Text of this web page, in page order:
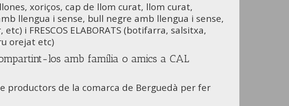
xoriços, cap de llom curat, llom curat,
llengua i sense, bull negre amb llengua i sense,
i FRESCOS ELABORATS (botifarra, salsitxa,
orejat etc)
los amb família o amics a CAL
productors de la comarca de Berguedà per fer